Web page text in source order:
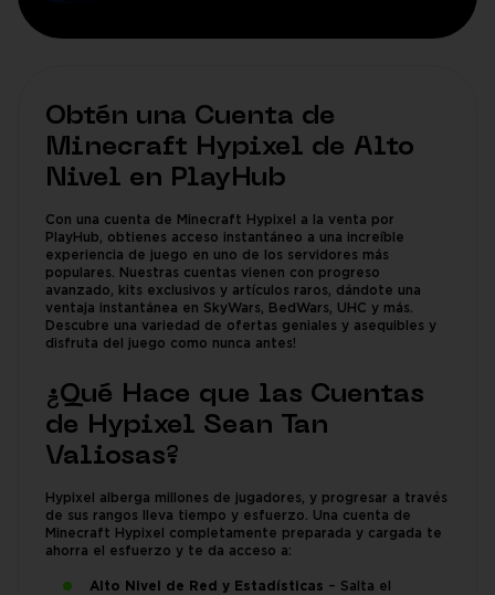
Obtén una Cuenta de
Minecraft Hypixel de Alto
Nivel en PlayHub
Con una cuenta de Minecraft Hypixel a la venta por
PlayHub, obtienes acceso instantáneo a una increíble
experiencia de juego en uno de los servidores más
populares. Nuestras cuentas vienen con progreso
avanzado, kits exclusivos y artículos raros, dándote una
ventaja instantánea en SkyWars, BedWars, UHC y más.
Descubre una variedad de ofertas geniales y asequibles y
disfruta del juego como nunca antes!
¿Qué Hace que las Cuentas
de Hypixel Sean Tan
Valiosas?
Hypixel alberga millones de jugadores, y progresar a través
de sus rangos lleva tiempo y esfuerzo. Una cuenta de
Minecraft Hypixel completamente preparada y cargada te
ahorra el esfuerzo y te da acceso a:
Alto Nivel de Red y Estadísticas – Salta el